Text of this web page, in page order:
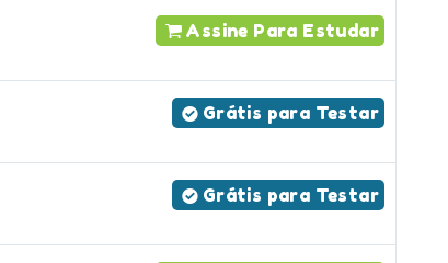
Assine Para Estudar
Grátis para Testar
Grátis para Testar